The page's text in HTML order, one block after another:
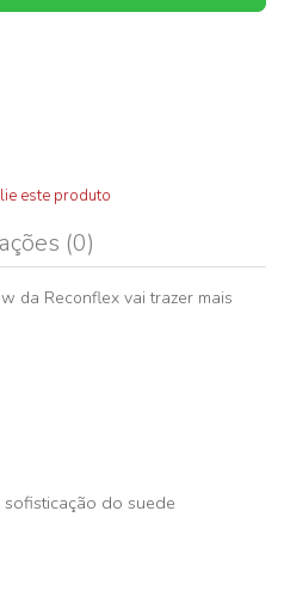
este produto
(0)
da Reconflex vai trazer mais
do suede